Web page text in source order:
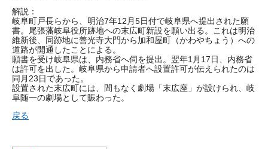
解説：
岐阜町戸長らから、明治7年12月5日付で岐阜県へ提出された願
書。尾張藩岐阜役所跡地への末広町新設を願い出る。これは明治
維新後、同跡地に善光寺大門から加和屋町（かわやちょう）への
道路が開通したことによる。
願書を受け岐阜県は、内務省へ伺を提出。翌年1月17日、内務省
は許可を出した。岐阜県から申請者へ設置許可が伝えられたのは
同月23日であった。
設置された末広町には、間もなく劇場「末広座」が設けられ、岐
阜随一の劇場として賑わった。
戻る